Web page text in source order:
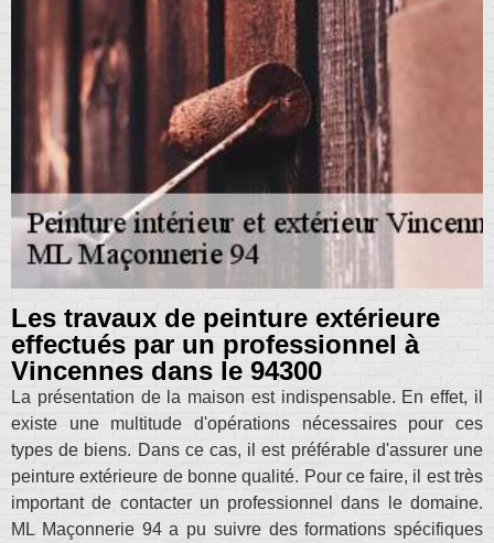
Les travaux de peinture extérieure
effectués par un professionnel à
Vincennes dans le 94300
La présentation de la maison est indispensable. En effet, il
existe une multitude d'opérations nécessaires pour ces
types de biens. Dans ce cas, il est préférable d'assurer une
peinture extérieure de bonne qualité. Pour ce faire, il est très
important de contacter un professionnel dans le domaine.
ML Maçonnerie 94 a pu suivre des formations spécifiques